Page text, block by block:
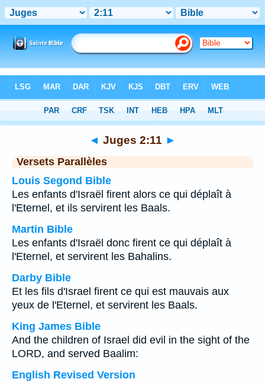
Chapitre 2> Verset 11
◄ Juges 2:11 ►
Versets Parallèles
Louis Segond Bible
Les enfants d'Israël firent alors ce qui déplaît à
l'Eternel, et ils servirent les Baals.
Martin Bible
Les enfants d'Israël donc firent ce qui déplaît à
l'Eternel, et servirent les Bahalins.
Darby Bible
Et les fils d'Israel firent ce qui est mauvais aux
yeux de l'Eternel, et servirent les Baals.
King James Bible
And the children of Israel did evil in the sight of the
LORD, and served Baalim:
English Revised Version